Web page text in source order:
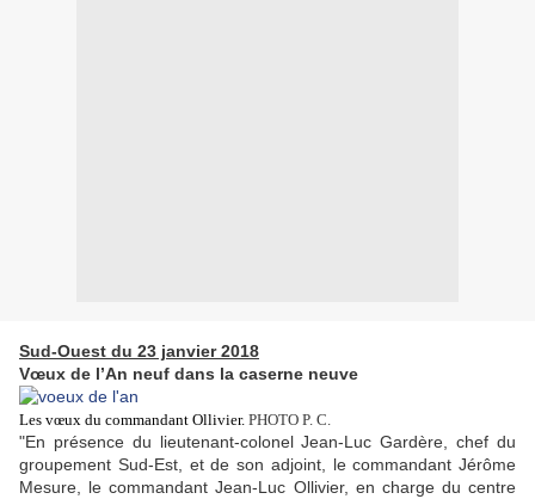
Sud-Ouest du 23 janvier 2018
Vœux de l’An neuf dans la caserne neuve
Les vœux du commandant Ollivier. PHOTO P. C.
"En présence du lieutenant-colonel Jean-Luc Gardère, chef du
groupement Sud-Est, et de son adjoint, le commandant Jérôme
Mesure, le commandant Jean-Luc Ollivier, en charge du centre